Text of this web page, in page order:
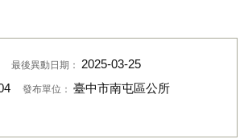
最後異動日期： 2025-03-25
發布單位： 臺中市南屯區公所